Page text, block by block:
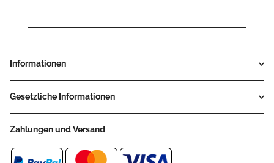
Informationen
Gesetzliche Informationen
Zahlungen und Versand